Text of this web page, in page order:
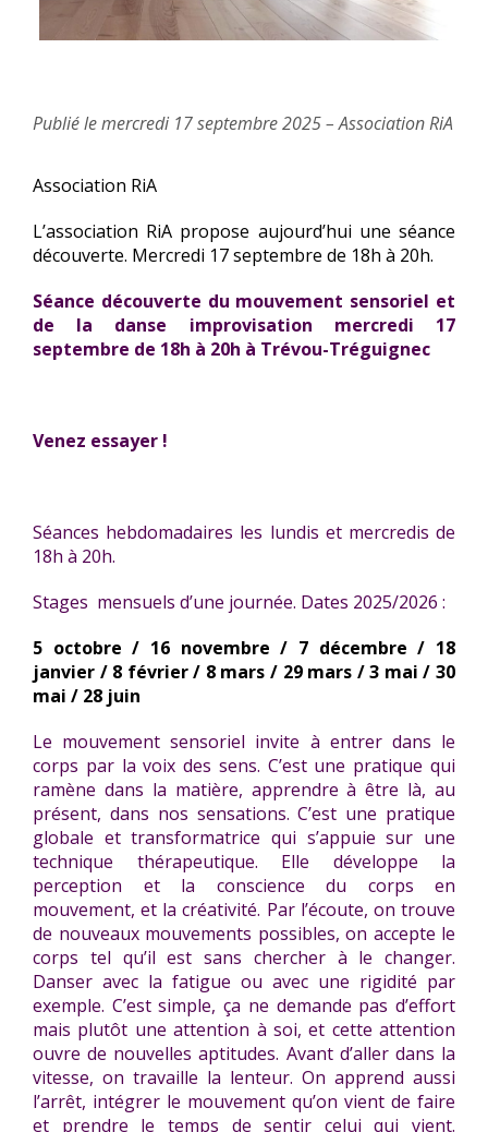
Publié le mercredi 17 septembre 2025 – Association RiA
Association RiA
L’association RiA propose aujourd’hui une séance
découverte. Mercredi 17 septembre de 18h à 20h.
Séance découverte du mouvement sensoriel et
de la danse improvisation mercredi 17
septembre de 18h à 20h à Trévou-Tréguignec
Venez essayer !
Séances hebdomadaires les lundis et mercredis de
18h à 20h.
Stages mensuels d’une journée. Dates 2025/2026 :
5 octobre / 16 novembre / 7 décembre / 18
janvier / 8 février / 8 mars / 29 mars / 3 mai / 30
mai / 28 juin
Le mouvement sensoriel invite à entrer dans le
corps par la voix des sens. C’est une pratique qui
ramène dans la matière, apprendre à être là, au
présent, dans nos sensations. C’est une pratique
globale et transformatrice qui s’appuie sur une
technique thérapeutique. Elle développe la
perception et la conscience du corps en
mouvement, et la créativité. Par l’écoute, on trouve
de nouveaux mouvements possibles, on accepte le
corps tel qu’il est sans chercher à le changer.
Danser avec la fatigue ou avec une rigidité par
exemple. C’est simple, ça ne demande pas d’effort
mais plutôt une attention à soi, et cette attention
ouvre de nouvelles aptitudes. Avant d’aller dans la
vitesse, on travaille la lenteur. On apprend aussi
l’arrêt, intégrer le mouvement qu’on vient de faire
et prendre le temps de sentir celui qui vient.